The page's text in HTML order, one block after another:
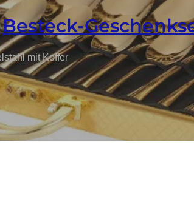
Besteck-
mit Koffer